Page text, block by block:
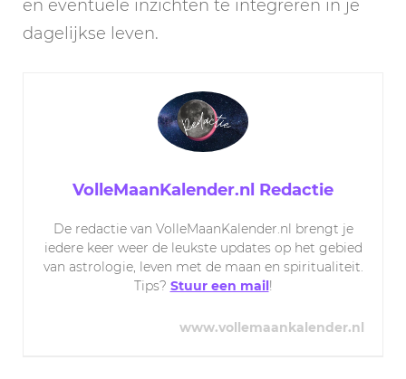
en eventuele inzichten te integreren in je
dagelijkse leven.
VolleMaanKalender.nl Redactie
De redactie van VolleMaanKalender.nl brengt je
iedere keer weer de leukste updates op het gebied
van astrologie, leven met de maan en spiritualiteit.
Tips? Stuur een mail!
www.vollemaankalender.nl